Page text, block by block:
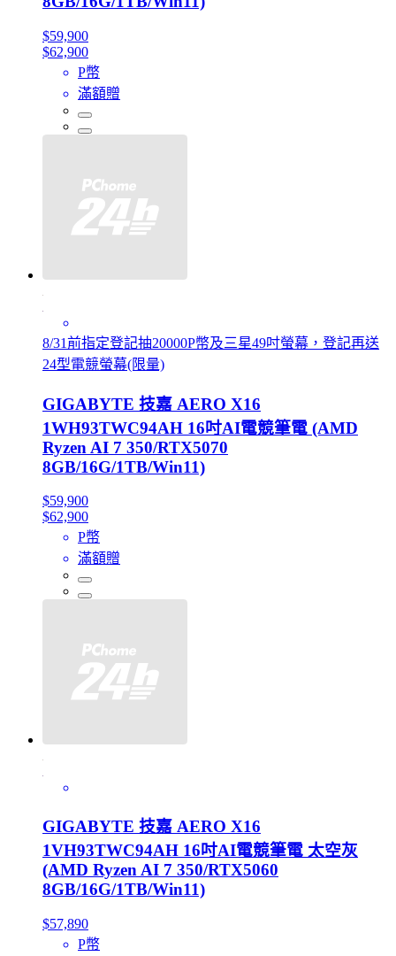
$59,900
$62,900
P幣
滿額贈
8/31前指定登記抽20000P幣及三星49吋螢幕，登記再送
24型電競螢幕(限量)
GIGABYTE 技嘉 AERO X16
1WH93TWC94AH 16吋AI電競筆電 (AMD
Ryzen AI 7 350/RTX5070
8GB/16G/1TB/Win11)
$59,900
$62,900
P幣
滿額贈
GIGABYTE 技嘉 AERO X16
1VH93TWC94AH 16吋AI電競筆電 太空灰
(AMD Ryzen AI 7 350/RTX5060
8GB/16G/1TB/Win11)
$57,890
P幣